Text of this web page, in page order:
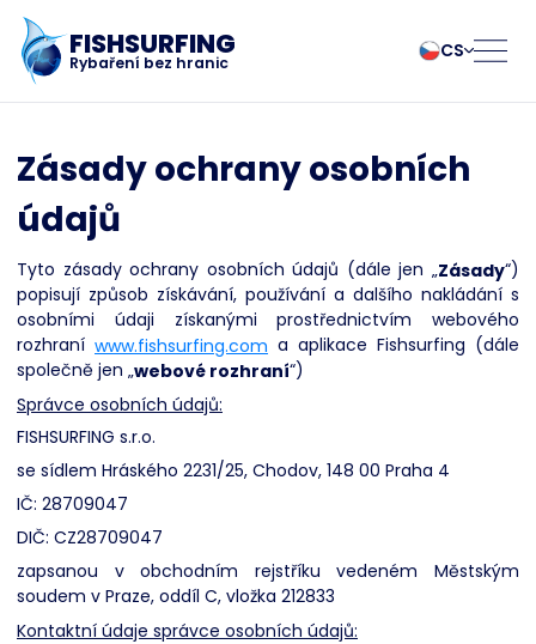
FISHSURFING
Rybaření bez hranic
CS
Čeština
English
Español
Français
Italiano
Polski
Pусский
Slovenčina
Suomalainen
Domů
Blog
O aplikaci
Fishsurfing
Business
Zásady ochrany osobních
údajů
Tyto zásady ochrany osobních údajů (dále jen „Zásady“)
popisují způsob získávání, používání a dalšího nakládání s
osobními údaji získanými prostřednictvím webového
rozhraní www.fishsurfing.com a aplikace Fishsurfing (dále
společně jen „webové rozhraní“)
Správce osobních údajů:
FISHSURFING s.r.o.
se sídlem Hráského 2231/25, Chodov, 148 00 Praha 4
IČ: 28709047
DIČ: CZ28709047
zapsanou v obchodním rejstříku vedeném Městským
soudem v Praze, oddíl C, vložka 212833
Kontaktní údaje správce osobních údajů: